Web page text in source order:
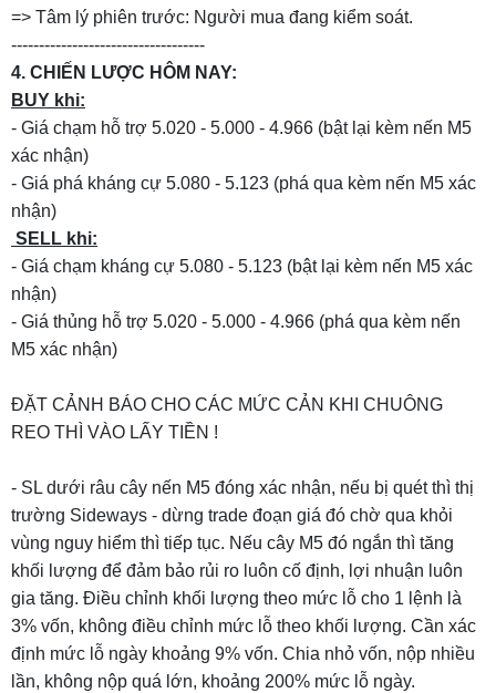
=> Tâm lý phiên trước: Người mua đang kiểm soát.
-----------------------------------
4. CHIẾN LƯỢC HÔM NAY:
BUY khi:
- Giá chạm hỗ trợ 5.020 - 5.000 - 4.966 (bật lại kèm nến M5
xác nhận)
- Giá phá kháng cự 5.080 - 5.123 (phá qua kèm nến M5 xác
nhận)
SELL khi:
- Giá chạm kháng cự 5.080 - 5.123 (bật lại kèm nến M5 xác
nhận)
- Giá thủng hỗ trợ 5.020 - 5.000 - 4.966 (phá qua kèm nến
M5 xác nhận)
ĐẶT CẢNH BÁO CHO CÁC MỨC CẢN KHI CHUÔNG
REO THÌ VÀO LẤY TIỀN !
- SL dưới râu cây nến M5 đóng xác nhận, nếu bị quét thì thị
trường Sideways - dừng trade đoạn giá đó chờ qua khỏi
vùng nguy hiểm thì tiếp tục. Nếu cây M5 đó ngắn thì tăng
khối lượng để đảm bảo rủi ro luôn cố định, lợi nhuận luôn
gia tăng. Điều chỉnh khối lượng theo mức lỗ cho 1 lệnh là
3% vốn, không điều chỉnh mức lỗ theo khối lượng. Cần xác
định mức lỗ ngày khoảng 9% vốn. Chia nhỏ vốn, nộp nhiều
lần, không nộp quá lớn, khoảng 200% mức lỗ ngày.